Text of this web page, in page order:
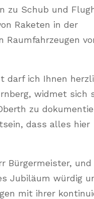
zu Schub und
Raketen in der
darf ich Ihnen
widmet sich
zu
dass alles hier
Bürgermeister, und
Jubiläum würdig
mit ihrer